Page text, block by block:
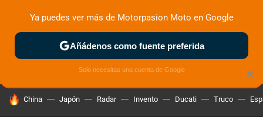
ZONA DE PRUEBAS DEPORTIVAS MOTOS ELÉCTRICAS
HOY SE HABLA DE
China Japón Radar Invento Ducati Truco
×
Ya puedes ver más de Motorpasion Moto en Google
Añádenos como fuente preferida
Solo necesitas una cuenta de Google